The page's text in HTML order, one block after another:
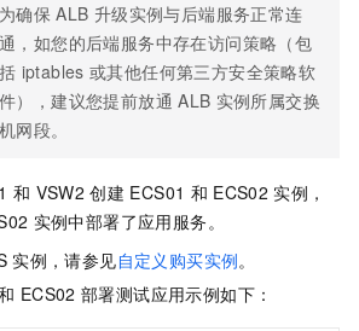
为确保 ALB 升级实例与后端服务正常连
通，如您的后端服务中存在访问策略（包
括 iptables 或其他任何第三方安全策略软
件），建议您提前放通 ALB 实例所属交换
机网段。
和 VSW2 创建 ECS01 和 ECS02 实例，
实例中部署了应用服务。
实例，请参见自定义购买实例。
ECS02 部署测试应用示例如下：